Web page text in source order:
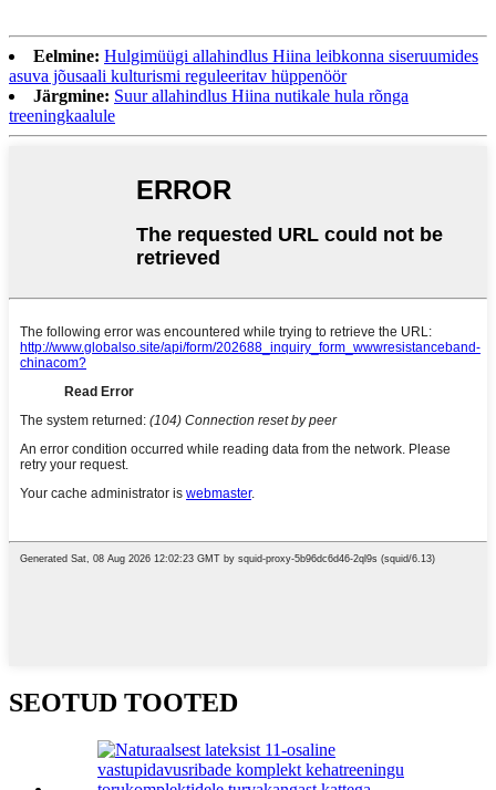
Eelmine: Hulgimüügi allahindlus Hiina leibkonna siseruumides
asuva jõusaali kulturismi reguleeritav hüppenöör
Järgmine: Suur allahindlus Hiina nutikale hula rõnga
treeningkaalule
SEOTUD TOOTED